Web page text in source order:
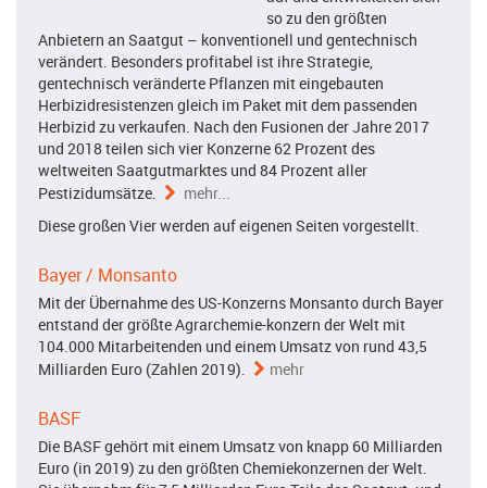
so zu den größten
Anbietern an Saatgut – konventionell und gentechnisch
verändert. Besonders profitabel ist ihre Strategie,
gentechnisch veränderte Pflanzen mit eingebauten
Herbizidresistenzen gleich im Paket mit dem passenden
Herbizid zu verkaufen. Nach den Fusionen der Jahre 2017
und 2018 teilen sich vier Konzerne 62 Prozent des
weltweiten Saatgutmarktes und 84 Prozent aller
Pestizidumsätze.
mehr...
Diese großen Vier werden auf eigenen Seiten vorgestellt.
Bayer / Monsanto
Mit der Übernahme des US-Konzerns Monsanto durch Bayer
entstand der größte Agrarchemie-konzern der Welt mit
104.000 Mitarbeitenden und einem Umsatz von rund 43,5
Milliarden Euro (Zahlen 2019).
mehr
BASF
Die BASF gehört mit einem Umsatz von knapp 60 Milliarden
Euro (in 2019) zu den größten Chemiekonzernen der Welt.